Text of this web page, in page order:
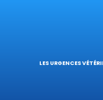
LES URGENCES